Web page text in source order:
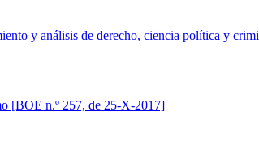
y análisis de derecho, ciencia política y
[BOE n.º 257, de 25-X-2017]